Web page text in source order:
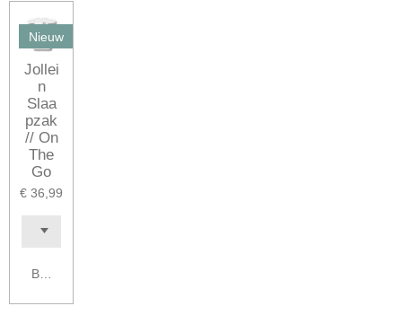
Nieuw
Jollei
n
Slaa
pzak
// On
The
Go
€ 36,99
Bekijk details